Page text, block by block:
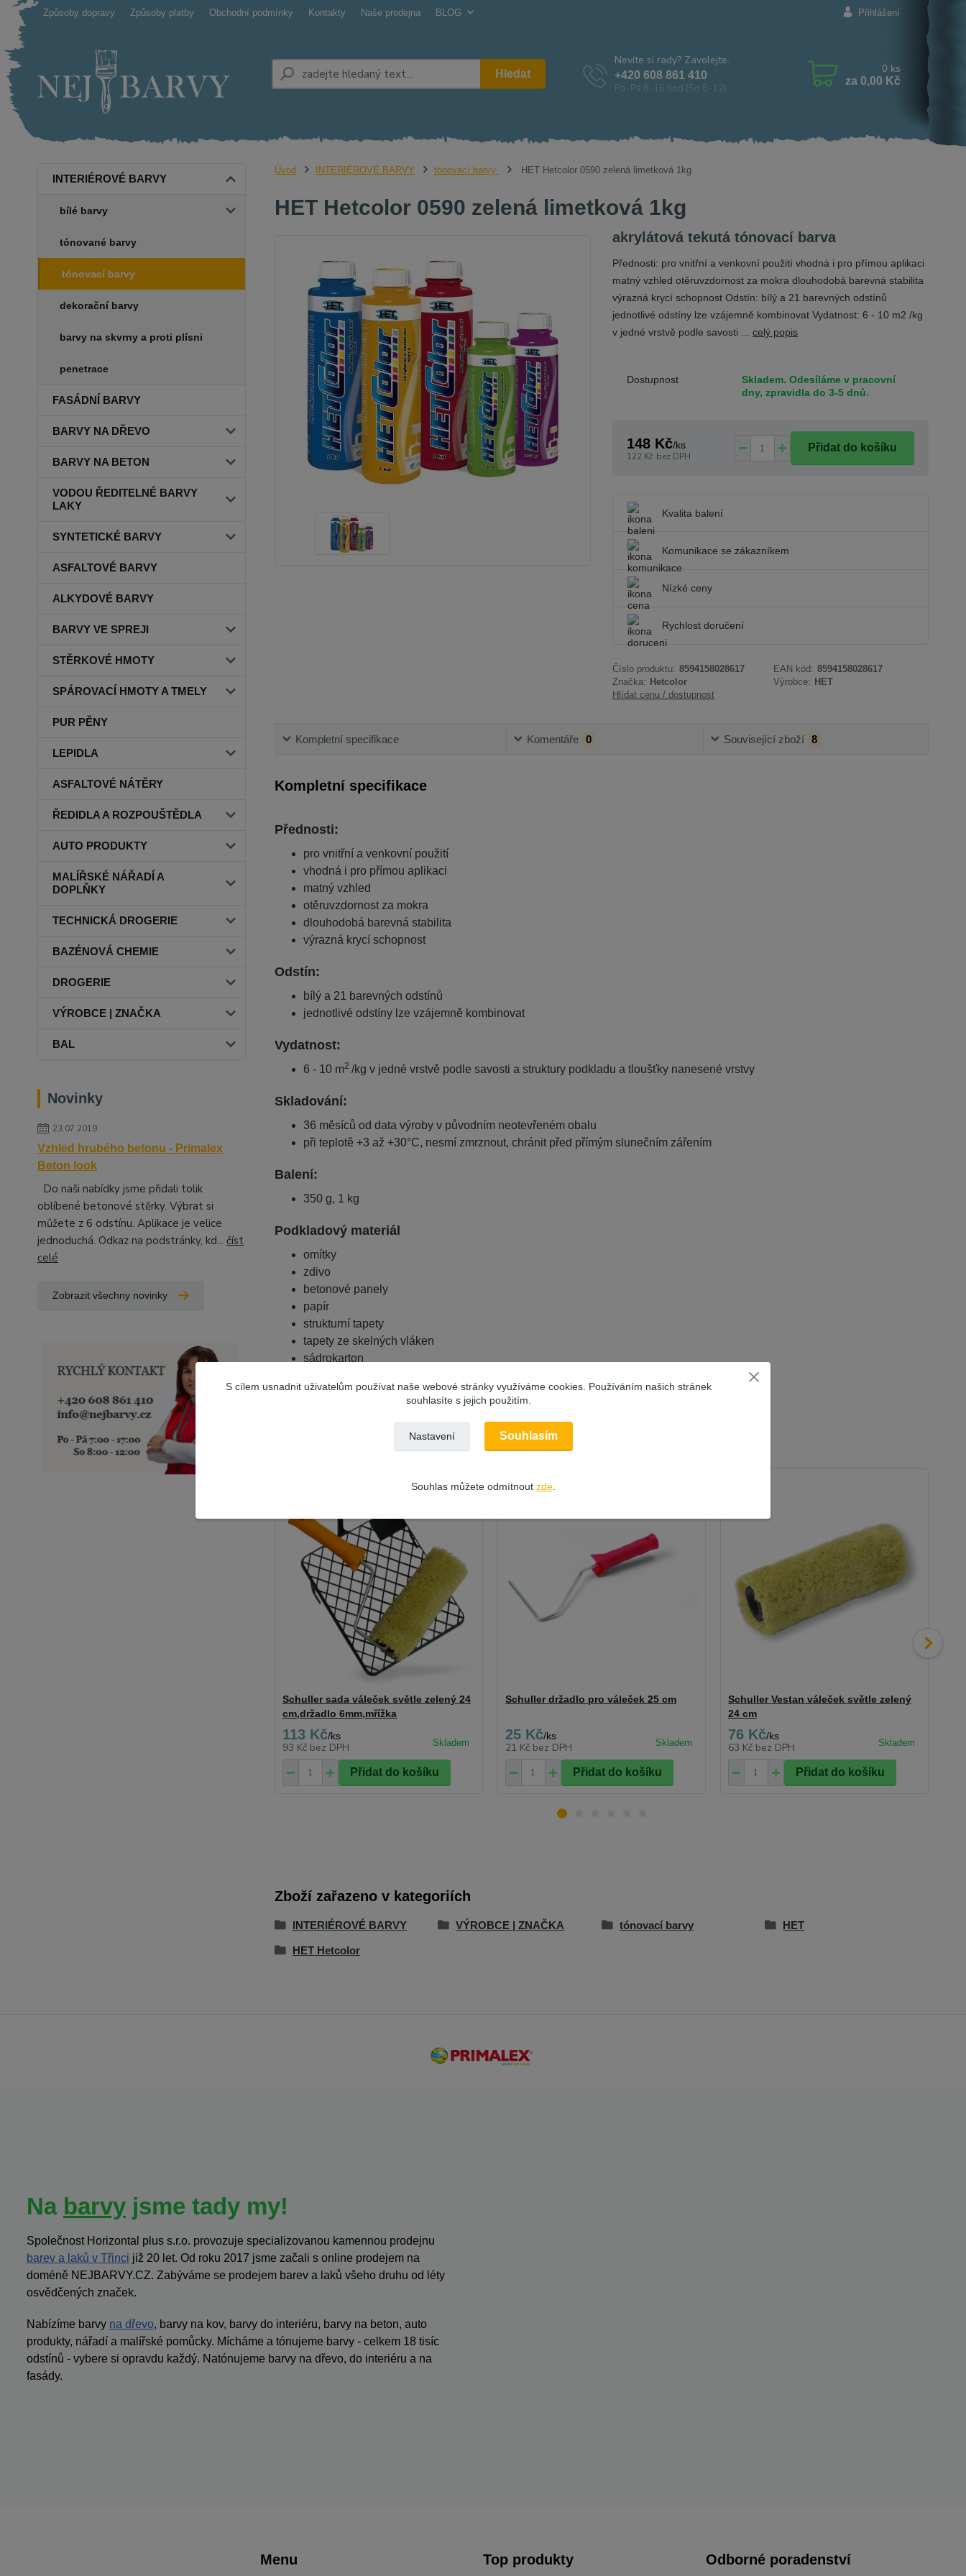
Způsoby dopravy Způsoby platby Obchodní podmínky Kontakty Naše prodejna BLOG Přihlášení
Hledat
Nevíte si rady? Zavolejte.
+420 608 861 410
Po-Pá 8-16 hod (So 8-12)
0 ks
za 0,00 Kč
INTERIÉROVÉ BARVY
bílé barvy
tónované barvy
tónovací barvy
dekorační barvy
barvy na skvrny a proti plísni
penetrace
FASÁDNÍ BARVY
BARVY NA DŘEVO
BARVY NA BETON
VODOU ŘEDITELNÉ BARVY
LAKY
SYNTETICKÉ BARVY
ASFALTOVÉ BARVY
ALKYDOVÉ BARVY
BARVY VE SPREJI
STĚRKOVÉ HMOTY
SPÁROVACÍ HMOTY A TMELY
PUR PĚNY
LEPIDLA
ASFALTOVÉ NÁTĚRY
ŘEDIDLA A ROZPOUŠTĚDLA
AUTO PRODUKTY
MALÍŘSKÉ NÁŘADÍ A
DOPLŇKY
TECHNICKÁ DROGERIE
BAZÉNOVÁ CHEMIE
DROGERIE
VÝROBCE | ZNAČKA
BAL
Novinky
23.07.2019
Vzhled hrubého betonu - Primalex
Beton look
Do naši nabídky jsme přidali tolik
oblíbené betonové stěrky. Výbrat si
můžete z 6 odstínu. Aplikace je velice
jednoduchá. Odkaz na podstránky, kd... číst
celé
Zobrazit všechny novinky
Úvod INTERIÉROVÉ BARVY tónovací barvy HET Hetcolor 0590 zelená limetková 1kg
HET Hetcolor 0590 zelená limetková 1kg
akrylátová tekutá tónovací barva
Přednosti: pro vnitřní a venkovní použití vhodná i pro přímou aplikaci
matný vzhled otěruvzdornost za mokra dlouhodobá barevná stabilita
výrazná krycí schopnost Odstín: bílý a 21 barevných odstínů
jednotlivé odstíny lze vzájemně kombinovat Vydatnost: 6 - 10 m2 /kg
v jedné vrstvě podle savosti ... celý popis
Dostupnost
Skladem. Odesíláme v pracovní
dny, zpravidla do 3-5 dnů.
148 Kč/ks
122 Kč bez DPH
Přidat do košíku
Kvalita balení
Komunikace se zákazníkem
Nízké ceny
Rychlost doručení
Číslo produktu: 8594158028617 EAN kód: 8594158028617
Značka: Hetcolor Výrobce: HET
Hlídat cenu / dostupnost
Kompletní specifikace Komentáře 0 Související zboží 8
Kompletní specifikace
Přednosti:
pro vnitřní a venkovní použití
vhodná i pro přímou aplikaci
matný vzhled
otěruvzdornost za mokra
dlouhodobá barevná stabilita
výrazná krycí schopnost
Odstín:
bílý a 21 barevných odstínů
jednotlivé odstíny lze vzájemně kombinovat
Vydatnost:
6 - 10 m2 /kg v jedné vrstvě podle savosti a struktury podkladu a tloušťky nanesené vrstvy
Skladování:
36 měsíců od data výroby v původním neotevřeném obalu
při teplotě +3 až +30°C, nesmí zmrznout, chránit před přímým slunečním zářením
Balení:
350 g, 1 kg
Podkladový materiál
omítky
zdivo
betonové panely
papír
strukturní tapety
tapety ze skelných vláken
sádrokarton
Schuller sada váleček světle zelený 24
cm,držadlo 6mm,mřížka
113 Kč/ks
93 Kč bez DPH
Přidat do košíku
Schuller držadlo pro váleček 25 cm
25 Kč/ks
21 Kč bez DPH
Přidat do košíku
Schuller Vestan váleček světle zelený
24 cm
76 Kč/ks
63 Kč bez DPH
Přidat do košíku
Zboží zařazeno v kategoriích
INTERIÉROVÉ BARVY VÝROBCE | ZNAČKA tónovací barvy HET
HET Hetcolor
Na barvy jsme tady my!
Společnost Horizontal plus s.r.o. provozuje specializovanou kamennou prodejnu
barev a laků v Třinci již 20 let. Od roku 2017 jsme začali s online prodejem na
doméně NEJBARVY.CZ. Zabýváme se prodejem barev a laků všeho druhu od léty
osvědčených značek.
Nabízíme barvy na dřevo, barvy na kov, barvy do interiéru, barvy na beton, auto
produkty, nářadí a malířské pomůcky. Mícháme a tónujeme barvy - celkem 18 tisíc
odstínů - vybere si opravdu každý. Natónujeme barvy na dřevo, do interiéru a na
fasády.
Menu Top produkty Odborné poradenství
S cílem usnadnit uživatelům používat naše webové stránky využíváme cookies. Používáním našich stránek
souhlasíte s jejich použitím.
Nastavení Souhlasím
Souhlas můžete odmítnout zde.